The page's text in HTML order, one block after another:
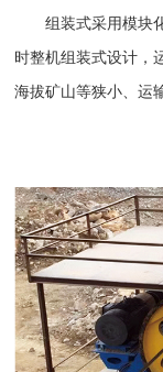
组装式采用模块化
时整机组装式设计，
海拔矿山等狭小、运